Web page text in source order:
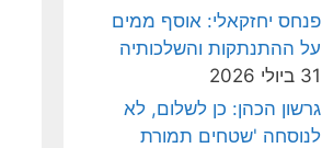
פנחס יחזקאלי: אוסף ממים
על ההתנתקות והשלכותיה
31 ביולי 2026
גרשון הכהן: כן לשלום, לא
לנוסחה 'שטחים תמורת